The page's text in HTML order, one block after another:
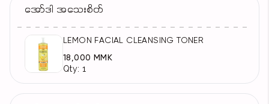
အော်ဒါ အသေးစိတ်
LEMON FACIAL CLEANSING TONER
18,000 MMK
Qty: 1